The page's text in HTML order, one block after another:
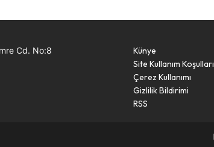
Cd. No:8
Künye
Site Kullanım Koşulları
Çerez Kullanımı
Gizlilik Bildirimi
RSS